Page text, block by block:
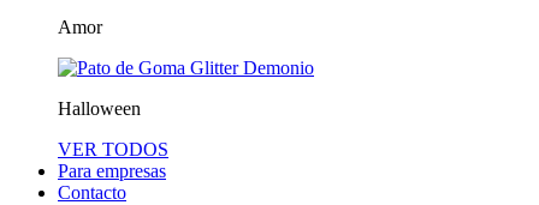
Amor
Halloween
VER TODOS
Para empresas
Contacto